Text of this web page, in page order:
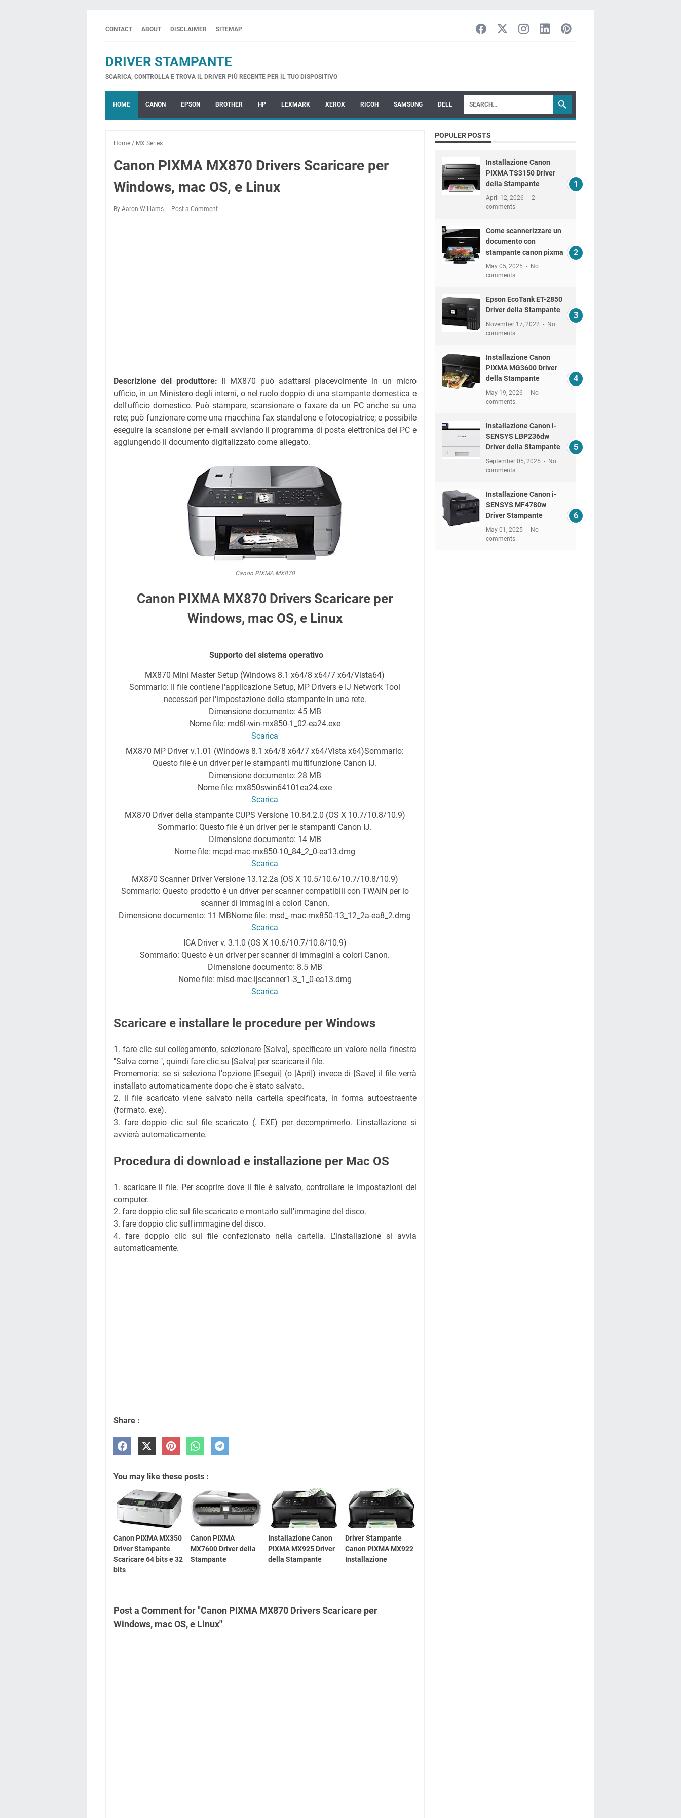
CONTACT ABOUT DISCLAIMER SITEMAP
DRIVER STAMPANTE
SCARICA, CONTROLLA E TROVA IL DRIVER PIÙ RECENTE PER IL TUO DISPOSITIVO
HOME CANON EPSON BROTHER HP LEXMARK XEROX RICOH SAMSUNG DELL
Home / MX Series
Canon PIXMA MX870 Drivers Scaricare per
Windows, mac OS, e Linux
By Aaron Williams Post a Comment
Descrizione del produttore: Il MX870 può adattarsi piacevolmente in un micro
ufficio, in un Ministero degli interni, o nel ruolo doppio di una stampante domestica e
dell'ufficio domestico. Può stampare, scansionare o faxare da un PC anche su una
rete; può funzionare come una macchina fax standalone e fotocopiatrice; e possibile
eseguire la scansione per e-mail avviando il programma di posta elettronica del PC e
aggiungendo il documento digitalizzato come allegato.
Canon PIXMA MX870
Canon PIXMA MX870 Drivers Scaricare per
Windows, mac OS, e Linux
Supporto del sistema operativo
MX870 Mini Master Setup (Windows 8.1 x64/8 x64/7 x64/Vista64)
Sommario: Il file contiene l'applicazione Setup, MP Drivers e IJ Network Tool
necessari per l'impostazione della stampante in una rete.
Dimensione documento: 45 MB
Nome file: md6l-win-mx850-1_02-ea24.exe
Scarica
MX870 MP Driver v.1.01 (Windows 8.1 x64/8 x64/7 x64/Vista x64)Sommario:
Questo file è un driver per le stampanti multifunzione Canon IJ.
Dimensione documento: 28 MB
Nome file: mx850swin64101ea24.exe
Scarica
MX870 Driver della stampante CUPS Versione 10.84.2.0 (OS X 10.7/10.8/10.9)
Sommario: Questo file è un driver per le stampanti Canon IJ.
Dimensione documento: 14 MB
Nome file: mcpd-mac-mx850-10_84_2_0-ea13.dmg
Scarica
MX870 Scanner Driver Versione 13.12.2a (OS X 10.5/10.6/10.7/10.8/10.9)
Sommario: Questo prodotto è un driver per scanner compatibili con TWAIN per lo
scanner di immagini a colori Canon.
Dimensione documento: 11 MBNome file: msd_-mac-mx850-13_12_2a-ea8_2.dmg
Scarica
ICA Driver v. 3.1.0 (OS X 10.6/10.7/10.8/10.9)
Sommario: Questo è un driver per scanner di immagini a colori Canon.
Dimensione documento: 8.5 MB
Nome file: misd-mac-ijscanner1-3_1_0-ea13.dmg
Scarica
Scaricare e installare le procedure per Windows
1. fare clic sul collegamento, selezionare [Salva], specificare un valore nella finestra
"Salva come ", quindi fare clic su [Salva] per scaricare il file.
Promemoria: se si seleziona l'opzione [Esegui] (o [Apri]) invece di [Save] il file verrà
installato automaticamente dopo che è stato salvato.
2. il file scaricato viene salvato nella cartella specificata, in forma autoestraente
(formato. exe).
3. fare doppio clic sul file scaricato (. EXE) per decomprimerlo. L'installazione si
avvierà automaticamente.
Procedura di download e installazione per Mac OS
1. scaricare il file. Per scoprire dove il file è salvato, controllare le impostazioni del
computer.
2. fare doppio clic sul file scaricato e montarlo sull'immagine del disco.
3. fare doppio clic sull'immagine del disco.
4. fare doppio clic sul file confezionato nella cartella. L'installazione si avvia
automaticamente.
Share :
You may like these posts :
Canon PIXMA MX350
Driver Stampante
Scaricare 64 bits e 32
bits
Canon PIXMA
MX7600 Driver della
Stampante
Installazione Canon
PIXMA MX925 Driver
della Stampante
Driver Stampante
Canon PIXMA MX922
Installazione
Post a Comment for "Canon PIXMA MX870 Drivers Scaricare per
Windows, mac OS, e Linux"
POPULER POSTS
Installazione Canon
PIXMA TS3150 Driver
della Stampante
April 12, 2026
2
comments
Come scannerizzare un
documento con
stampante canon pixma
May 05, 2025
No
comments
Epson EcoTank ET-2850
Driver della Stampante
November 17, 2022
No
comments
Installazione Canon
PIXMA MG3600 Driver
della Stampante
May 19, 2026
No
comments
Installazione Canon i-
SENSYS LBP236dw
Driver della Stampante
September 05, 2025
No
comments
Installazione Canon i-
SENSYS MF4780w
Driver Stampante
May 01, 2025
No
comments